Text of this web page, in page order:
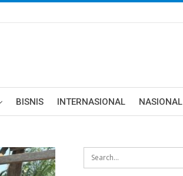
BISNIS INTERNASIONAL NASIONAL